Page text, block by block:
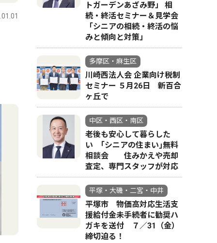
トガーデンあざみ野」 相
続・終活セミナー＆見学会
「シニアの相続・終活の悩
みと傾向と対策」
多摩区・麻生区
川崎西法人会 企業向け税制
セミナー ５月26日 新百合
ヶ丘で
中区・西区・南区
老後も安心して暮らした
い ｢シニアの住まい｣無料
相談会 住みかえや売却
査定、専門スタッフが対応
平塚・大磯・二宮・中井
平塚市 物価高対応生活支
援給付金未手続者に勧奨ハ
ガキを送付 ７／31（金）
締切迫る！